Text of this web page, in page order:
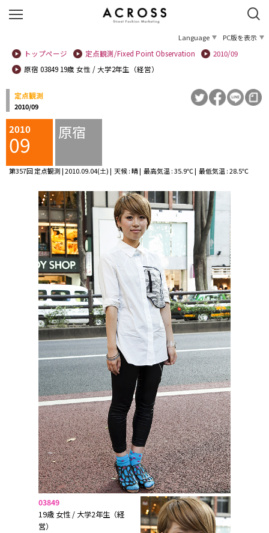
Language
PC版を表示
トップページ
定点観測/Fixed Point Observation
2010/09
原宿 03849 19歳 女性 / 大学2年生（経営）
定点観測
2010/09
2010
09 原宿
第357回 定点観測 | 2010.09.04(土) | 天候 : 晴 | 最高気温 : 35.9℃ | 最低気温 : 28.5℃
03849
19歳 女性 / 大学2年生（経
営）